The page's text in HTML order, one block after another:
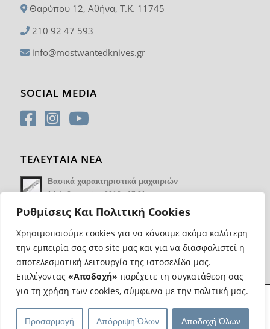
Ρυθμίσεις Και Πολιτική Cookies
Χρησιμοποιούμε cookies για να κάνουμε ακόμα καλύτερη
την εμπειρία σας στο site μας και για να διασφαλιστεί η
αποτελεσματική λειτουργία της ιστοσελίδα μας.
Επιλέγοντας «Αποδοχή» παρέχετε τη συγκατάθεση σας
για τη χρήση των cookies, σύμφωνα με την πολιτική μας.
Προσαρμογή Απόρριψη Όλων Αποδοχή Όλων
Θαρύπου 12, Αθήνα, T.K. 11745
210 92 47 593
info@mostwantedknives.gr
SOCIAL MEDIA
ΤΕΛΕΥΤΑΙΑ ΝΕΑ
Βασικά χαρακτηριστικά μαχαιριών
14 Φεβρουαρίου 2018 - 17:21